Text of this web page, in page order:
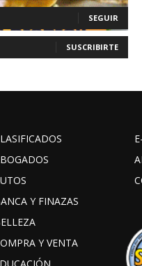
SEGUIR
SUSCRIBIRTE
Y FINAZAS
Y VENTA